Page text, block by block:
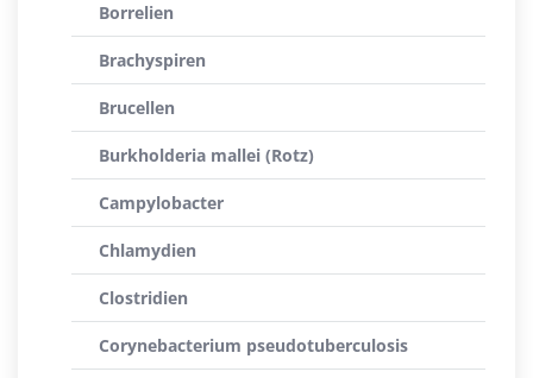
Borrelien
Brachyspiren
Brucellen
Burkholderia mallei (Rotz)
Campylobacter
Chlamydien
Clostridien
Corynebacterium pseudotuberculosis